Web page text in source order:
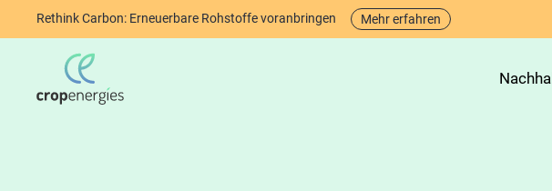
Rethink Carbon: Erneuerbare Rohstoffe voranbringen Mehr erfahren